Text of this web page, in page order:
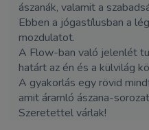
ászanák, valamit a
Ebben a jógastílusban a
mozdulatot.
A Flow-ban való jelenlét
határt az én és a külvilág
A gyakorlás egy rövid
amit áramló ászana-
Szeretettel várlak!